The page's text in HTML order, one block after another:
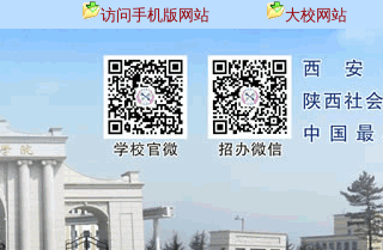
访问手机版网站 大校网站